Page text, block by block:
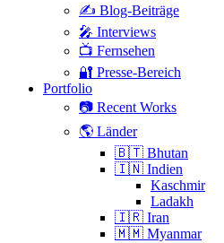
✍️ Blog-Beiträge
🎤 Interviews
📺 Fernsehen
🔐 Presse-Bereich
Portfolio
📷 Recent Works
🌎 Länder
🇧🇹 Bhutan
🇮🇳 Indien
Kaschmir
Ladakh
🇮🇷 Iran
🇲🇲 Myanmar